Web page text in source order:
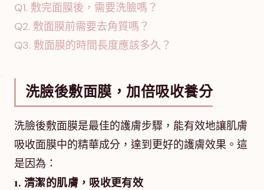
Q1. 敷完面膜後，需要洗臉嗎？
Q2. 敷面膜前需要去角質嗎？
Q3. 敷面膜的時間長度應該多久？
洗臉後敷面膜，加倍吸收養分
洗臉後敷面膜是最佳的護膚步驟，能有效地讓肌膚
吸收面膜中的精華成分，達到更好的護膚效果。這
是因為：
1. 清潔的肌膚，吸收更有效